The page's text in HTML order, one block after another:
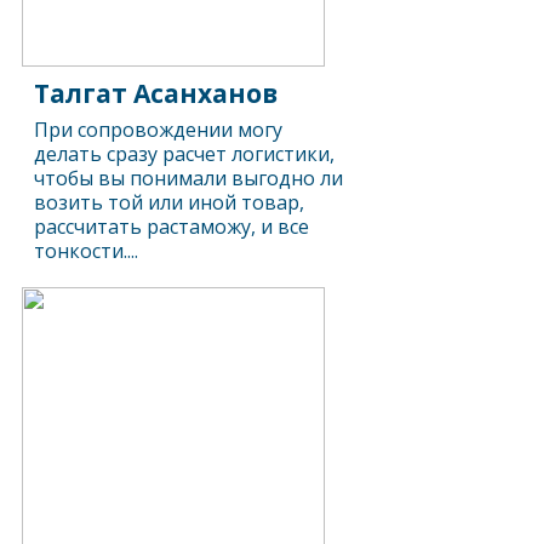
Талгат Асанханов
При сопровождении могу
делать сразу расчет логистики,
чтобы вы понимали выгодно ли
возить той или иной товар,
рассчитать растаможу, и все
тонкости....